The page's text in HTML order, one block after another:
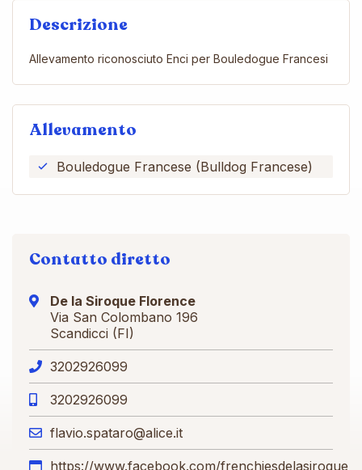
Descrizione
Allevamento riconosciuto Enci per Bouledogue Francesi
Allevamento
Bouledogue Francese (Bulldog Francese)
Contatto diretto
De la Siroque Florence
Via San Colombano 196
Scandicci (FI)
3202926099
3202926099
flavio.spataro@alice.it
https://www.facebook.com/frenchiesdelasiroque/